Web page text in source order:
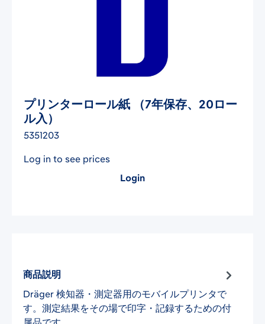
プリンターロール紙 （7年保存、20ロー
ル入）
5351203
Log in to see prices
Login
商品説明
Dräger 検知器・測定器用のモバイルプリンタで
す。測定結果をその場で印字・記録するための付